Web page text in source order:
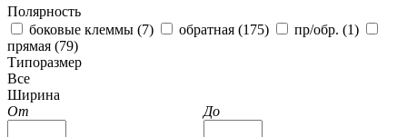
Полярность
боковые клеммы (7) обратная (175) пр/обр. (1)
прямая (79)
Типоразмер
Все
Ширина
От
До